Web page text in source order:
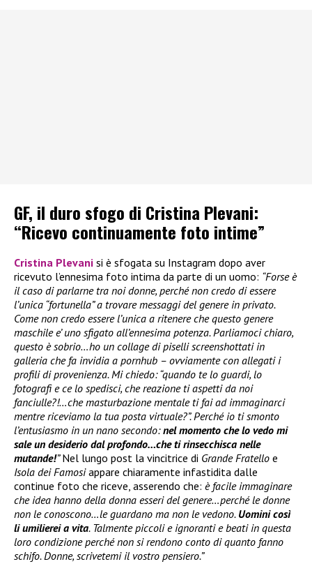
GF, il duro sfogo di Cristina Plevani:
“Ricevo continuamente foto intime”
Cristina Plevani si è sfogata su Instagram dopo aver
ricevuto l’ennesima foto intima da parte di un uomo: “Forse è
il caso di parlarne tra noi donne, perché non credo di essere
l’unica “fortunella” a trovare messaggi del genere in privato.
Come non credo essere l’unica a ritenere che questo genere
maschile e’ uno sfigato all’ennesima potenza. Parliamoci chiaro,
questo è sobrio…ho un collage di piselli screenshottati in
galleria che fa invidia a pornhub – ovviamente con allegati i
profili di provenienza. Mi chiedo: “quando te lo guardi, lo
fotografi e ce lo spedisci, che reazione ti aspetti da noi
fanciulle?!…che masturbazione mentale ti fai ad immaginarci
mentre riceviamo la tua posta virtuale?”. Perché io ti smonto
l’entusiasmo in un nano secondo:nel momento che lo vedo mi
sale un desiderio dal profondo…che ti rinsecchisca nelle
mutande!”Nel lungo post la vincitrice di Grande Fratello e
Isola dei Famosiappare chiaramente infastidita dalle
continue foto che riceve, asserendo che: è facile immaginare
che idea hanno della donna esseri del genere…perché le donne
non le conoscono…le guardano ma non le vedono. Uomini così
li umilierei a vita. Talmente piccoli e ignoranti e beati in questa
loro condizione perché non si rendono conto di quanto fanno
schifo. Donne, scrivetemi il vostro pensiero.”